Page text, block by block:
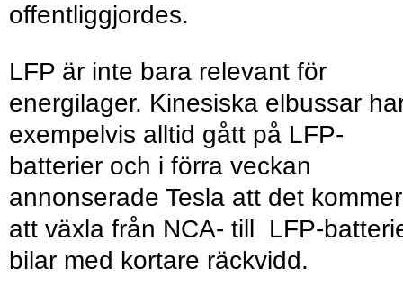
offentliggjordes.
LFP är inte bara relevant för
energilager. Kinesiska elbussar
exempelvis alltid gått på LFP-
batterier och i förra veckan
annonserade Tesla att det kommer
att växla från NCA- till LFP-
bilar med kortare räckvidd.